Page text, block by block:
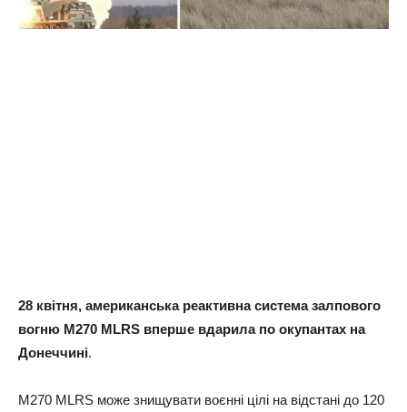
28 квітня, американська реактивна система залпового
вогню M270 MLRS вперше вдарила по окупантах на
Донеччині.
M270 MLRS може знищувати воєнні цілі на відстані до 120